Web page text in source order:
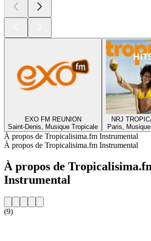
EXO FM REUNION
Saint-Denis, Musique Tropicale
NRJ
Paris,
À propos de Tropicalisima.fm Instrumental
À propos de Tropicalisima.fm Instrumental
À propos de
Instrumental
(9)